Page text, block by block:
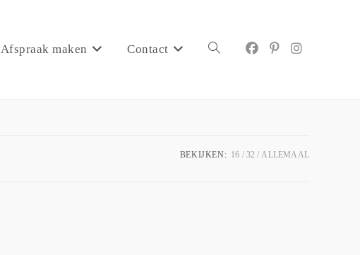
Afspraak maken Contact
BEKIJKEN: 16 32 ALLEMAAL